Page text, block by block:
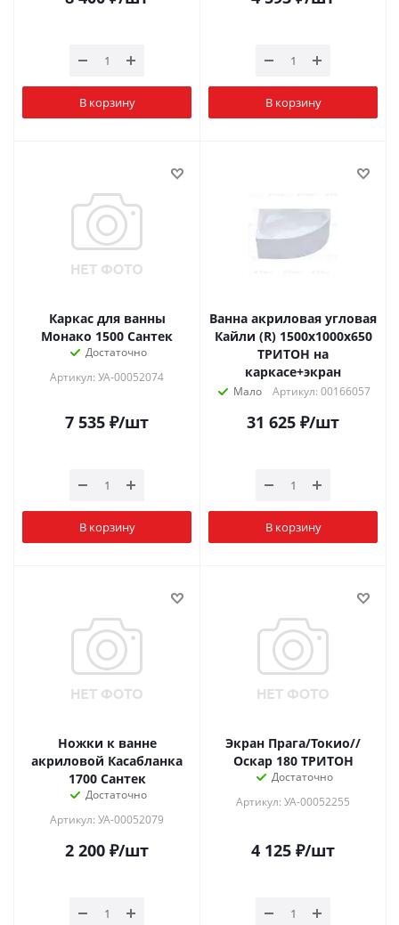
В корзину В корзину
Каркас для ванны
Монако 1500 Сантек
Достаточно
Артикул: УА-00052074
7 535 ₽/шт
В корзину
Ванна акриловая угловая
Кайли (R) 1500х1000х650
ТРИТОН на
каркасе+экран
Мало Артикул: 00166057
31 625 ₽/шт
В корзину
Ножки к ванне
акриловой Касабланка
1700 Cантек
Достаточно
Артикул: УА-00052079
2 200 ₽/шт
Экран Прага/Токио//
Оскар 180 ТРИТОН
Достаточно
Артикул: УА-00052255
4 125 ₽/шт